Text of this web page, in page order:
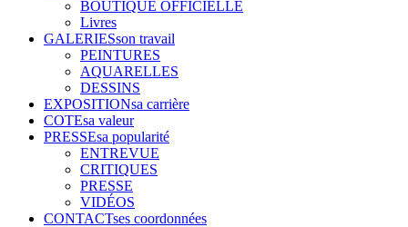
BOUTIQUE OFFICIELLE
Livres
GALERIESson travail
PEINTURES
AQUARELLES
DESSINS
EXPOSITIONsa carrière
COTEsa valeur
PRESSEsa popularité
ENTREVUE
CRITIQUES
PRESSE
VIDÉOS
CONTACTses coordonnées